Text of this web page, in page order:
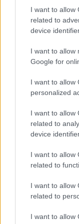
I want to allow
related to
device
I want to allow
Google for
I want to allow
personalized
I want to allow
related to
device
I want to allow
related to
I want to allow
related to
I want to allow
για την
οποίας
της Ofri 10
τεσσάρων
Κιμπούτς
Τη 48χρονη
παιδιά της
Tal εννέα
τη Χαμάς από
Την 84χρονη
την περιοχή
Την 64χρονη
Elyakim, που